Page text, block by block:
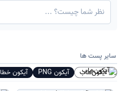
سایر پست ها
آیکون‌هاب آیکون PNG آیکون خطا